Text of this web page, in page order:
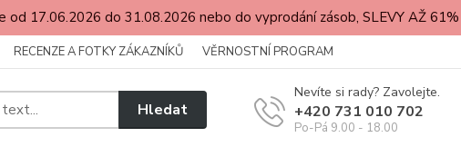
od 17.06.2026 do 31.08.2026 nebo do vyprodání zásob, SLEVY AŽ 61%
RECENZE A FOTKY ZÁKAZNÍKŮ VĚRNOSTNÍ PROGRAM
Hledat
Nevíte si rady? Zavolejte.
+420 731 010 702
Po-Pá 9.00 - 18.00